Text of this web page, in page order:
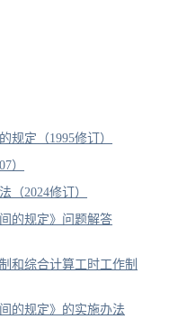
规定（1995修订）
）
（2024修订）
的规定》问题解答
和综合计算工时工作制
的规定》的实施办法